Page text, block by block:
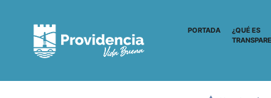
PORTADA
¿QUÉ ES